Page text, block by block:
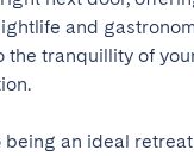
and
the tranquillity of
being an ideal